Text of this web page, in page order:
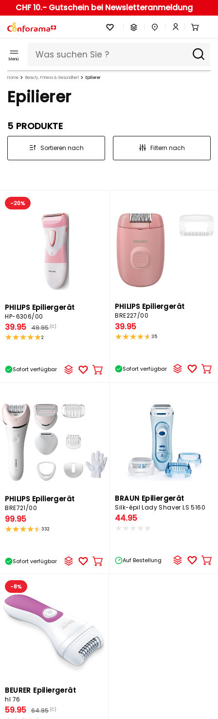
CHF 10.- Gutschein bei Newsletteranmeldung
Menü
5 PRODUKTE
Sortieren nach Filtern nach
-20%
PHILIPS Epiliergerät
HP-6306/00
39.95 49.95 (C)
2
Sofort verfügbar In
PHILIPS Epiliergerät
BRE227/00
39.95
35
Sofort verfügbar In
PHILIPS Epiliergerät
BRE721/00
99.95
332
Sofort verfügbar In
BRAUN Epiliergerät
Silk-épil Lady Shaver LS 5160
44.95
Auf Bestellung In
-8%
BEURER Epiliergerät
hl 76
59.95 64.95 (C)
Home Beauty, Fitness & Gesundheit Epilierer
Epilierer